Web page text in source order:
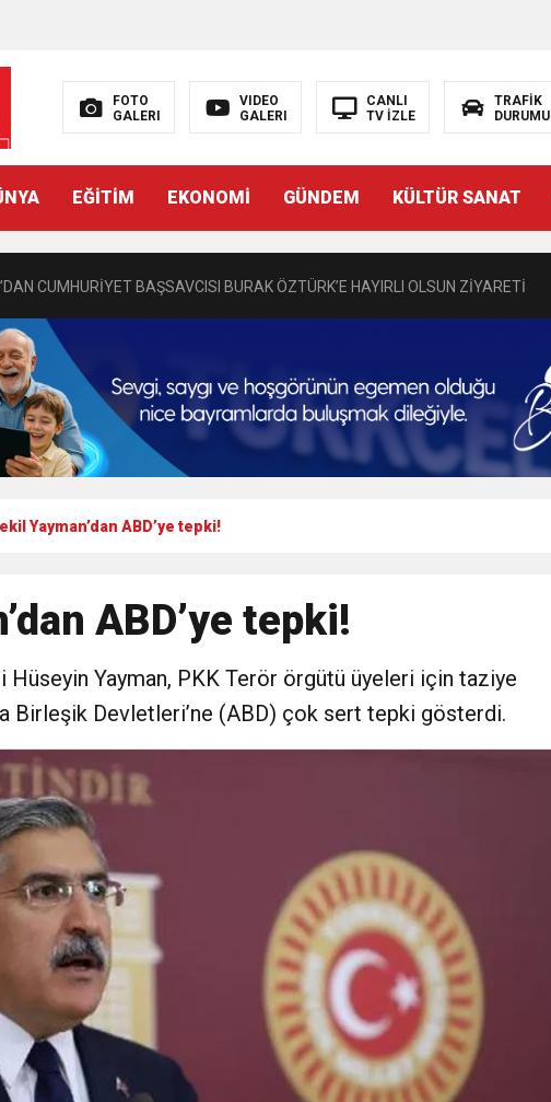
FOTO
GALERI
VIDEO
GALERI
CANLI
TV İZLE
TRAFİK
DURUMU
EĞİTİM EKONOMİ GÜNDEM KÜLTÜR SANAT
CUMHURİYET BAŞSAVCISI BURAK ÖZTÜRK’E HAYIRLI OLSUN ZİYARETİ
CHP’DE KALMASININ PERDE ARKASI: GÖRÜNENDEN DAHA FAZLASI MI VAR?
Görkemli Bir Törenle Hizmete Açıldı
ÖNTÜRK’ÜN CUMHURİYET BAYRAMI MESAJI
VERGİSİ ERTELENDİ
İTSO İŞ-KUR SGK TOPLANTI DUYURUSU
BAŞKAN EMRAH KARAÇAY’A SEVGİ SELİ
SAMİ ÜSTÜN’DEN GÖNÜLLERE DOKUNAN ZİYARET
Yayman’dan ABD’ye tepki!
ABD’ye tepki!
Yayman, PKK Terör örgütü üyeleri için taziye
Birleşik Devletleri’ne (ABD) çok sert tepki gösterdi.